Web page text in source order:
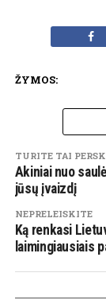
ŽYMOS:
TURITE TAI
Akiniai nuo
jūsų įvaizdį
NEPRELEISKITE
Ką renkasi
laimingiausiais